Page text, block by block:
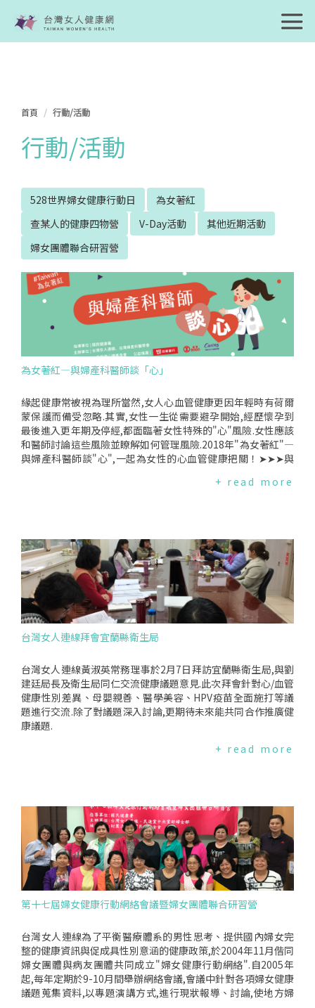
首頁 行動/活動
行動/活動
528世界婦女健康行動日
為女著紅
查某人的健康四物營
V-Day活動
其他近期活動
婦女團體聯合研習營
為女著紅—與婦產科醫師談「心」
緣起健康常被視為理所當然,女人心血管健康更因年輕時有荷爾
蒙保護而備受忽略.其實,女性一生從需要避孕開始,經歷懷孕到
最後進入更年期及停經,都面臨著女性特殊的"心"風險.女性應該
和醫師討論這些風險並瞭解如何管理風險.2018年"為女著紅"—
與婦產科醫師談"心",一起為女性的心血管健康把關！➤➤➤與
1.3/9(五)為女著紅日,穿上紅色衣飾並拍照2.上傳至"個人"臉書,
獎者,因此請記得將貼文設為【公開】,不然主辦單位無法看到貼
文,貼文者便無法參加抽獎活動.❤【為女著紅,為"心"而跑】健康
路跑時間:2018年3月18日上午5點半至8點半3公里樂活健走組:
星光水岸公園→直走新光路→中山二路→復興三路→復興四路
→(終點)星光水岸主會場.5公里樂活休閒組:星光水岸公園→直走
新光路→右轉中山二路→時代大道→中華五路→凱旋四路接成
功二路→(復興四路-軟體科技園區)→(終點)星光水岸主會場.費
用:免費報到時間、流程、交通方式等資訊,請見:https://lohasn
書抽獎活動至2018年3月9日24:00截止,得獎名單3月16日公布
於台灣女人連線‧台灣女人健康網粉絲專頁*得獎者請於3月20
日前私訊回覆得獎人資料,逾時不補*贈品將於3月底前以郵局掛
號寄出*贈品寄送僅限台灣地區,若因資料不全、有誤,而導致贈
品郵件退回、冒領、遺失者,恕不另行補發*主辦單位台灣女人
+ read more
台灣女人連線拜會宜蘭縣衛生局
台灣女人連線黃淑英常務理事於2月7日拜訪宜蘭縣衛生局,與劉
建廷局長及衛生局同仁交流健康議題意見.此次拜會針對心/血管
健康性別差異、母嬰親善、醫學美容、HPV疫苗全面施打等議
題進行交流.除了對議題深入討論,更期待未來能共同合作推廣健
康議題.
+ read more
第十七屆婦女健康行動網絡會議暨婦女團體聯合研習營
台灣女人連線為了平衡醫療體系的男性思考、提供國內婦女完
整的健康資訊與促成具性別意涵的健康政策,於2004年11月偕同
婦女團體與病友團體共同成立"婦女健康行動網絡".自2005年
起,每年定期於9-10月間舉辦網絡會議,會議中針對各項婦女健康
議題蒐集資料,以專題演講方式,進行現狀報導、討論,使地方婦